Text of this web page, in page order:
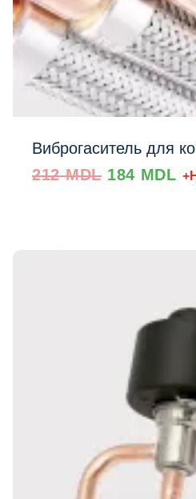
Виброгаситель для
212MDL Prețul
184 MDL